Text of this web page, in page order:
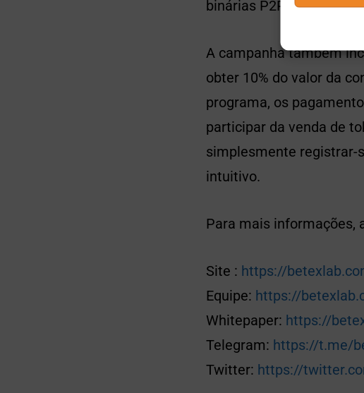
binárias P2P – na rede
A campanha também
obter 10% do valor da
programa, os
participar da venda de
simplesmente registrar-
intuitivo.
Para mais informações,
Site : https://
Equipe: https://
Whitepaper: https://
Telegram: https://t.me/
Twitter: https://